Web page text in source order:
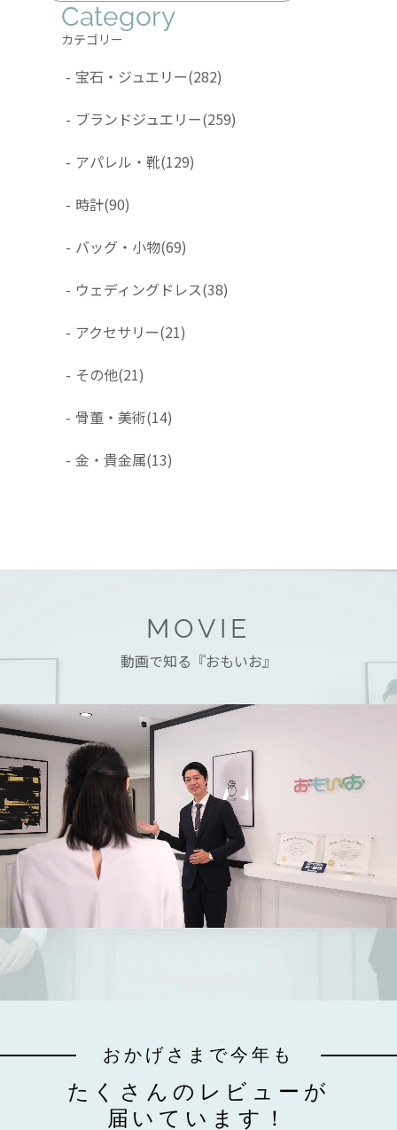
Category
カテゴリー
- 宝石・ジュエリー(282)
- ブランドジュエリー(259)
- アパレル・靴(129)
- 時計(90)
- バッグ・小物(69)
- ウェディングドレス(38)
- アクセサリー(21)
- その他(21)
- 骨董・美術(14)
- 金・貴金属(13)
MOVIE
動画で知る『おもいお』
おかげさまで今年も
たくさんのレビューが
届いています！